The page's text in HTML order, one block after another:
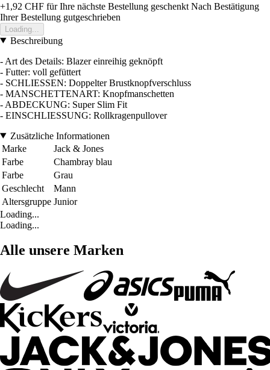
+1,92 CHF für Ihre nächste Bestellung geschenkt Nach Bestätigung
Ihrer Bestellung gutgeschrieben
Loading...
Beschreibung
- Art des Details: Blazer einreihig geknöpft
- Futter: voll gefüttert
- SCHLIESSEN: Doppelter Brustknopfverschluss
- MANSCHETTENART: Knopfmanschetten
- ABDECKUNG: Super Slim Fit
- EINSCHLIESSUNG: Rollkragenpullover
Zusätzliche Informationen
Marke
Jack & Jones
Farbe
Chambray blau
Farbe
Grau
Geschlecht
Mann
Altersgruppe Junior
Loading...
Loading...
Alle unsere Marken